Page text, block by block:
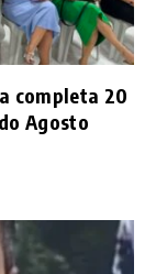
completa 20
Agosto